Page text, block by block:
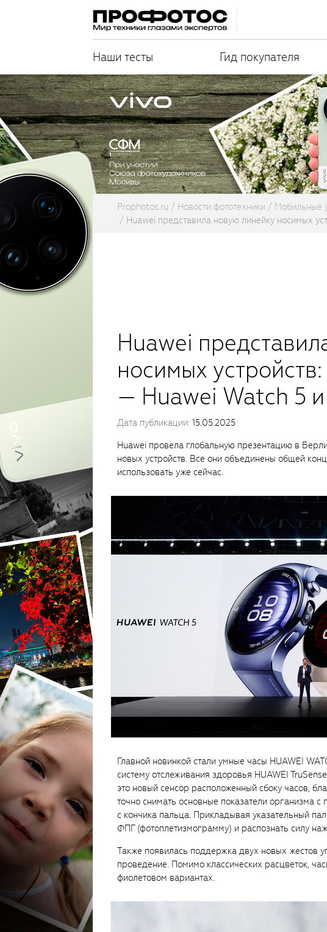
Наши тесты Гид покупателя
Prophotos.ru Новости фототехники
Мобильные
Huawei представила новую линейку носимых
Huawei
носимых
— Huawei Watch 5
Дата публикации: 15.05.2025
Huawei провела глобальную презентацию в
новых устройств. Все они объединены общей
использовать уже сейчас.
Главной новинкой стали умные часы HUAWEI
систему отслеживания здоровья HUAWEI
это новый сенсор расположенный сбоку часов,
точно снимать основные показатели организма
с кончика пальца. Прикладывая указательный
ФПГ (фотоплетизмограмму) и распознать силу
Также появилась поддержка двух новых жестов
проведение. Помимо классических расцветок,
фиолетовом вариантах.